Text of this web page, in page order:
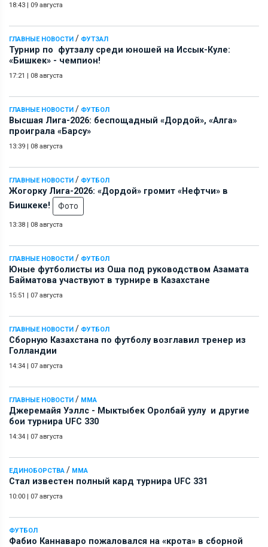
18:43 | 09 августа
ГЛАВНЫЕ НОВОСТИ / ФУТЗАЛ
Турнир по футзалу среди юношей на Иссык-Куле:
«Бишкек» - чемпион!
17:21 | 08 августа
ГЛАВНЫЕ НОВОСТИ / ФУТБОЛ
Высшая Лига-2026: беспощадный «Дордой», «Алга»
проиграла «Барсу»
13:39 | 08 августа
ГЛАВНЫЕ НОВОСТИ / ФУТБОЛ
Жогорку Лига-2026: «Дордой» громит «Нефтчи» в
Бишкеке!
Фото
13:38 | 08 августа
ГЛАВНЫЕ НОВОСТИ / ФУТБОЛ
Юные футболисты из Оша под руководством Азамата
Байматова участвуют в турнире в Казахстане
15:51 | 07 августа
ГЛАВНЫЕ НОВОСТИ / ФУТБОЛ
Сборную Казахстана по футболу возглавил тренер из
Голландии
14:34 | 07 августа
ГЛАВНЫЕ НОВОСТИ / ММА
Джеремайя Уэллс - Мыктыбек Оролбай уулу и другие
бои турнира UFC 330
14:34 | 07 августа
ЕДИНОБОРСТВА / ММА
Стал известен полный кард турнира UFC 331
10:00 | 07 августа
ФУТБОЛ
Фабио Каннаваро пожаловался на «крота» в сборной